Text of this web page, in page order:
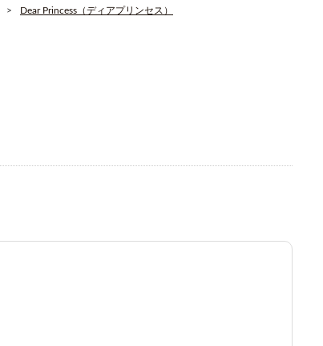
Dear Princess（ディアプリンセス）